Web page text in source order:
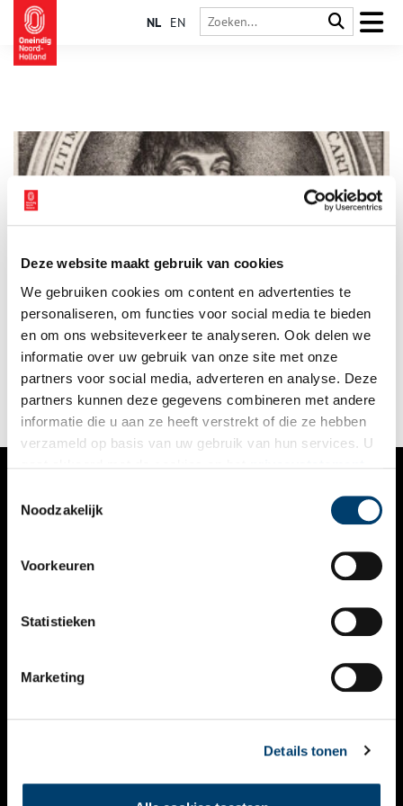
Deze website maakt gebruik van cookies
We gebruiken cookies om content en advertenties te
personaliseren, om functies voor social media te bieden
en om ons websiteverkeer te analyseren. Ook delen we
informatie over uw gebruik van onze site met onze
partners voor social media, adverteren en analyse. Deze
partners kunnen deze gegevens combineren met andere
informatie die u aan ze heeft verstrekt of die ze hebben
verzameld op basis van uw gebruik van hun services. U
Noodzakelijk
Voorkeuren
Statistieken
Marketing
Details tonen
NL EN
Elke maand plaatst het Regionaal Archief Alkmaar een
bijzonder archiefstuk uit de collectie in de schijnwerpers. Deze
keer: een brief uit 1647 van de bekende Franse filosoof
Descartes, die toen in Egmond-Binnen woonde.
5 min
VERHALEN
KALENDER
THEMA’S
VIDEO’S
CONTACT